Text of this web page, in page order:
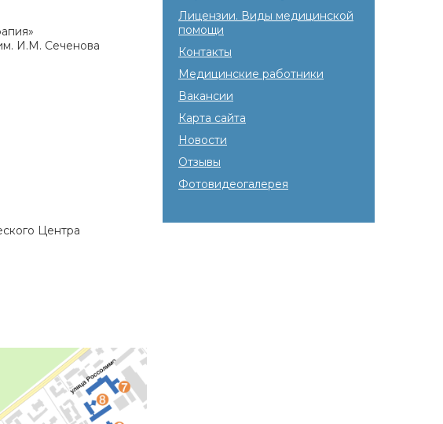
И.М. Сеченова
Центра
Лицензии. Виды медицинской
помощи
Контакты
Медицинские работники
Вакансии
Карта сайта
Новости
Отзывы
Фотовидеогалерея